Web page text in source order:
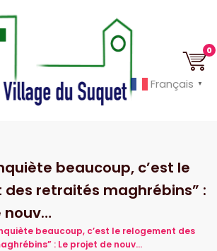
0
beaucoup, c’est le
retraités maghrébins” :
nouv…
beaucoup, c’est le relogement des
: Le projet de nouv…
Français ▼